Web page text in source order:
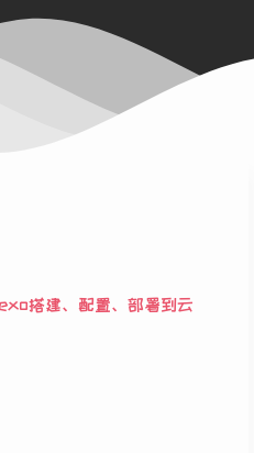
搭建、配置、部署到云